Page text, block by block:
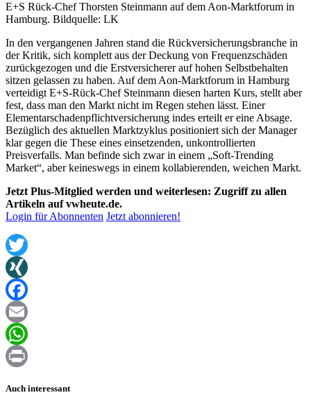
E+S Rück-Chef Thorsten Steinmann auf dem Aon-Marktforum in
Hamburg. Bildquelle: LK
In den vergangenen Jahren stand die Rückversicherungsbranche in
der Kritik, sich komplett aus der Deckung von Frequenzschäden
zurückgezogen und die Erstversicherer auf hohen Selbstbehalten
sitzen gelassen zu haben. Auf dem Aon-Marktforum in Hamburg
verteidigt E+S-Rück-Chef Steinmann diesen harten Kurs, stellt aber
fest, dass man den Markt nicht im Regen stehen lässt. Einer
Elementarschadenpflichtversicherung indes erteilt er eine Absage.
Bezüglich des aktuellen Marktzyklus positioniert sich der Manager
klar gegen die These eines einsetzenden, unkontrollierten
Preisverfalls. Man befinde sich zwar in einem „Soft-Trending
Market“, aber keineswegs in einem kollabierenden, weichen Markt.
Jetzt Plus-Mitglied werden und weiterlesen: Zugriff zu allen
Artikeln auf vwheute.de.
Login für Abonnenten Jetzt abonnieren!
Twitter
XING
Facebook
Email
WhatsApp
Auch interessant